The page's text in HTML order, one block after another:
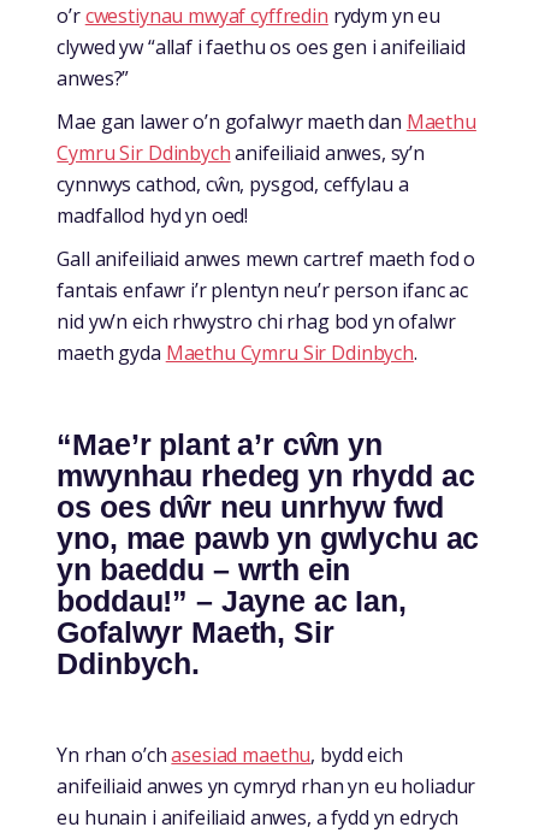
o’rcwestiynau mwyaf cyffredin rydym yn eu
clywed yw “allaf i faethu os oes gen i anifeiliaid
anwes?”
Mae gan lawer o’n gofalwyr maeth dan Maethu
Cymru Sir Ddinbychanifeiliaid anwes, sy’n
cynnwys cathod, cŵn, pysgod, ceffylau a
madfallod hyd yn oed!
Gall anifeiliaid anwes mewn cartref maeth fod o
fantais enfawr i’r plentyn neu’r person ifanc ac
nid yw’n eich rhwystro chi rhag bod yn ofalwr
maeth gyda Maethu Cymru Sir Ddinbych.
“Mae’r plant a’r cŵn yn
mwynhau rhedeg yn rhydd ac
os oes dŵr neu unrhyw fwd
yno, mae pawb yn gwlychu ac
yn baeddu – wrth ein
boddau!” – Jayne ac Ian,
Gofalwyr Maeth, Sir
Ddinbych.
Yn rhan o’chasesiad maethu, bydd eich
anifeiliaid anwes yn cymryd rhan yn eu holiadur
eu hunain i anifeiliaid anwes, a fydd yn edrych